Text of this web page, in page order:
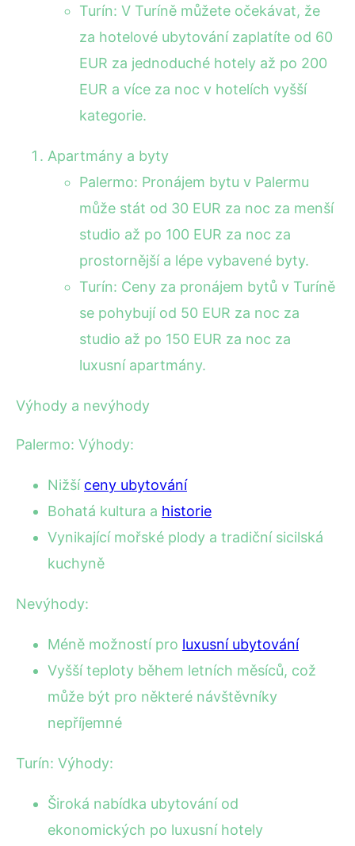
Turín: V Turíně můžete očekávat, že
za hotelové ubytování zaplatíte od 60
EUR za jednoduché hotely až po 200
EUR a více za noc v hotelích vyšší
kategorie.
Apartmány a byty
Palermo: Pronájem bytu v Palermu
může stát od 30 EUR za noc za menší
studio až po 100 EUR za noc za
prostornější a lépe vybavené byty.
Turín: Ceny za pronájem bytů v Turíně
se pohybují od 50 EUR za noc za
studio až po 150 EUR za noc za
luxusní apartmány.
Výhody a nevýhody
Palermo: Výhody:
Nižší ceny ubytování
Bohatá kultura a historie
Vynikající mořské plody a tradiční sicilská
kuchyně
Nevýhody:
Méně možností pro luxusní ubytování
Vyšší teploty během letních měsíců, což
může být pro některé návštěvníky
nepříjemné
Turín: Výhody:
Široká nabídka ubytování od
ekonomických po luxusní hotely